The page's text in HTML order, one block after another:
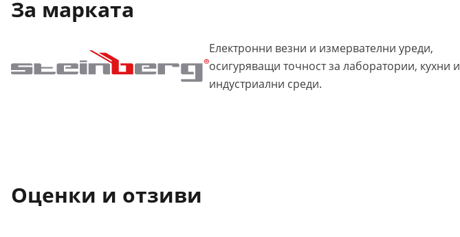
За марката
Електронни везни и измервателни уреди,
осигуряващи точност за лаборатории, кухни и
индустриални среди.
Оценки и отзиви